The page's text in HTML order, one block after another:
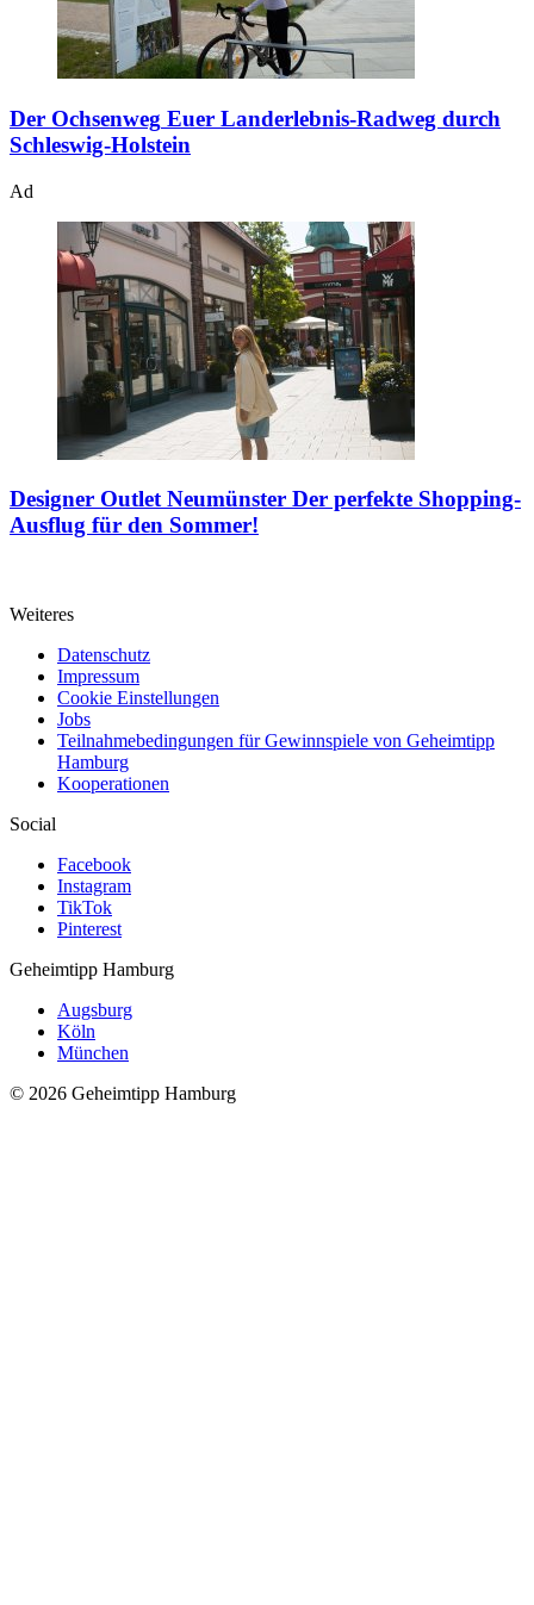
Der Ochsenweg Euer Landerlebnis-Radweg durch
Schleswig-Holstein
Ad
Designer Outlet Neumünster Der perfekte Shopping-
Ausflug für den Sommer!
Weiteres
Datenschutz
Impressum
Cookie Einstellungen
Jobs
Teilnahmebedingungen für Gewinnspiele von Geheimtipp
Hamburg
Kooperationen
Social
Facebook
Instagram
TikTok
Pinterest
Geheimtipp Hamburg
Augsburg
Köln
München
© 2026 Geheimtipp Hamburg